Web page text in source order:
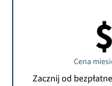
Cena
Zacznij od